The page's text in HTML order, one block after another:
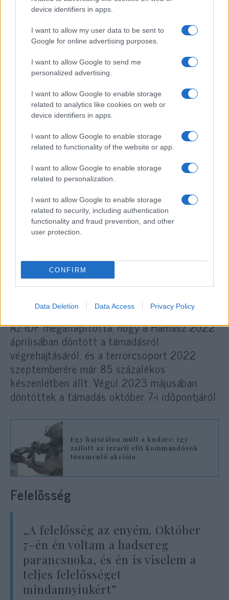
device identifiers in apps.
I want to allow my user data to be sent to
Google for online advertising purposes.
I want to allow Google to send me
personalized advertising.
I want to allow Google to enable storage
related to analytics like cookies on web or
device identifiers in apps.
I want to allow Google to enable storage
related to functionality of the website or app.
I want to allow Google to enable storage
related to personalization.
I want to allow Google to enable storage
related to security, including authentication
functionality and fraud prevention, and other
user protection.
CONFIRM
Data Deletion Data Access Privacy Policy
Egyiptom az izraeli békeszerződést
felrúgva épít katonai bázisokat a
A „percepciós” vizsgálatmegállapította,
hogy az IDF az október 7-i támadás előtt úgy
vélte, hogy a Hamász gázai terrorcsoport
nem jelent jelentős fenyegetést Izraelre, hogy
nem érdekelt egy nagyszabású háborúban,
hogy alagúthálózatát jelentősen leépítette,
és hogy bármilyen határokon átnyúló
fenyegetést Izrael csúcstechnológiás
határkerítése meghiúsítana.
A vizsgálat rávilágított arra, hogy
a támadáshoz közeledve egyre
nagyobb volt a szakadék az IDF-
elképzelései és a terrorcsoport
tényleges tevékenysége között.
Az IDF megállapította, hogy a Hamász 2022
áprilisában döntött a támadásról
végrehajtásáról, és a terrorcsoport 2022
szeptemberére már 85 százalékos
készenlétben állt. Végül 2023 májusában
döntöttek a támadás október 7-i időpontjáról.
Egy hajszálon múlt a kudarc: így
zajlott az izraeli elit kommandósok
túszmentő akciója
Felelősség
„A felelősség az enyém. Október
7-én én voltam a hadsereg
parancsnoka, és én is viselem a
teljes felelősséget
mindannyiukért”